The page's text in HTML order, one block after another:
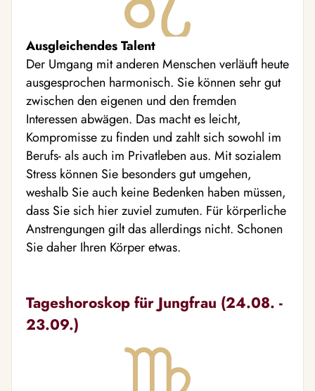
Ausgleichendes Talent
Der Umgang mit anderen Menschen verläuft heute
ausgesprochen harmonisch. Sie können sehr gut
zwischen den eigenen und den fremden
Interessen abwägen. Das macht es leicht,
Kompromisse zu finden und zahlt sich sowohl im
Berufs- als auch im Privatleben aus. Mit sozialem
Stress können Sie besonders gut umgehen,
weshalb Sie auch keine Bedenken haben müssen,
dass Sie sich hier zuviel zumuten. Für körperliche
Anstrengungen gilt das allerdings nicht. Schonen
Sie daher Ihren Körper etwas.
Tageshoroskop für Jungfrau (24.08. -
23.09.)